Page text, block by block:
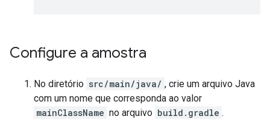
Configure a amostra
No diretório src/main/java/ , crie um arquivo Java
com um nome que corresponda ao valor
mainClassName no arquivo build.gradle .